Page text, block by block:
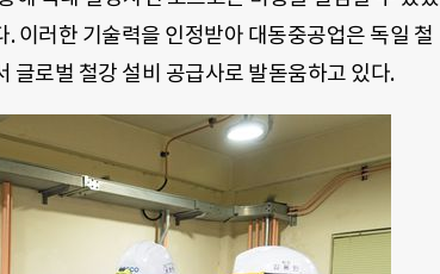
이러한 기술력을 인정받아 대동중공업은 독일 철
글로벌 철강 설비 공급사로 발돋움하고 있다.